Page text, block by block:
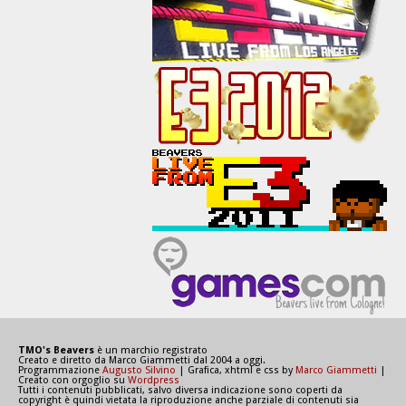
TMO's Beavers è un marchio registrato
Creato e diretto da Marco Giammetti dal 2004 a oggi.
Programmazione Augusto Silvino | Grafica, xhtml e css byMarco Giammetti
Creato con orgoglio su Wordpress
Tutti i contenuti pubblicati, salvo diversa indicazione sono coperti da
copyright è quindi vietata la riproduzione anche parziale di contenuti sia